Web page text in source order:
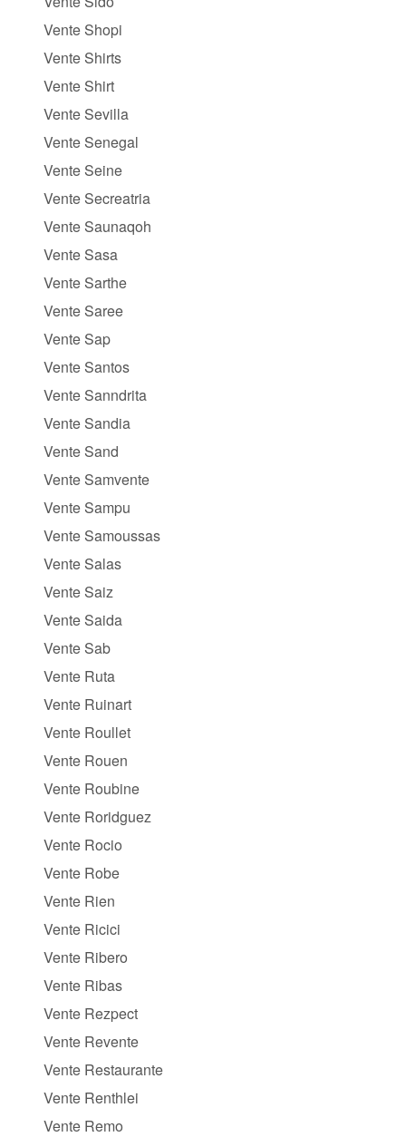
Vente Shopi
Vente Shirts
Vente Shirt
Vente Sevilla
Vente Senegal
Vente Seine
Vente Secreatria
Vente Saunaqoh
Vente Sasa
Vente Sarthe
Vente Saree
Vente Sap
Vente Santos
Vente Sanndrita
Vente Sandia
Vente Sand
Vente Samvente
Vente Sampu
Vente Samoussas
Vente Salas
Vente Saiz
Vente Saida
Vente Sab
Vente Ruta
Vente Ruinart
Vente Roullet
Vente Rouen
Vente Roubine
Vente Roridguez
Vente Rocio
Vente Robe
Vente Rien
Vente Ricici
Vente Ribero
Vente Ribas
Vente Rezpect
Vente Revente
Vente Restaurante
Vente Renthlei
Vente Remo